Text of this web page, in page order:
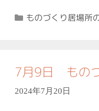
カ
ー
ものづくり居場所
7月9日 もの
2024年7月20日